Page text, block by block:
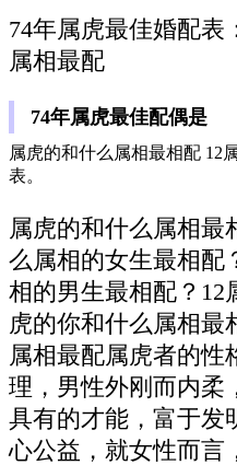
74年属虎最佳婚配表
属相最配
74年属虎最佳配偶是
属虎的和什么属相最相配 12
表。
属虎的和什么属相最
么属相的女生最相配
相的男生最相配？12
虎的你和什么属相最
属相最配属虎者的性
理，男性外刚而内柔
具有的才能，富于发
心公益，就女性而言